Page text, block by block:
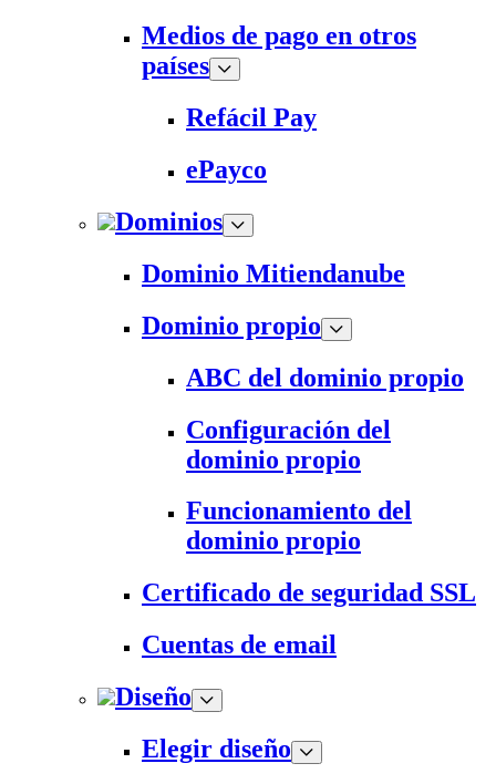
Medios de pago en otros
países
Refácil Pay
ePayco
Dominios
Dominio Mitiendanube
Dominio propio
ABC del dominio propio
Configuración del
dominio propio
Funcionamiento del
dominio propio
Certificado de seguridad SSL
Cuentas de email
Diseño
Elegir diseño